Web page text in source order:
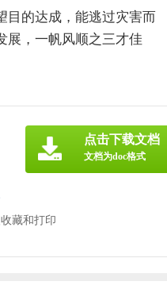
目的达成，能逃过灾害而
展，一帆风顺之三才佳
藏和打印
点击下载文档
文档为doc格式